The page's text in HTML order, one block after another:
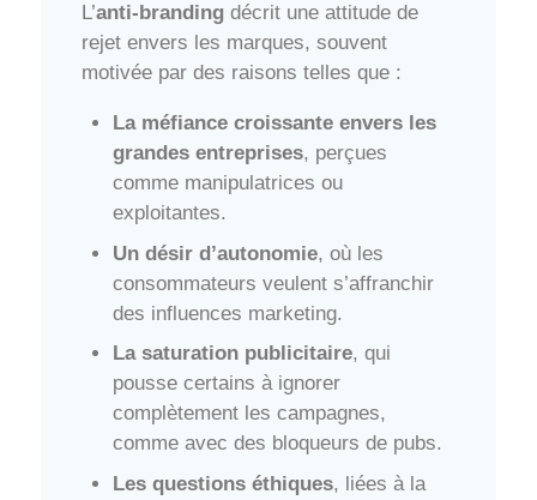
L’anti-branding décrit une attitude de
rejet envers les marques, souvent
motivée par des raisons telles que :
La méfiance croissante envers les
grandes entreprises, perçues
comme manipulatrices ou
exploitantes.
Un désir d’autonomie, où les
consommateurs veulent s’affranchir
des influences marketing.
La saturation publicitaire, qui
pousse certains à ignorer
complètement les campagnes,
comme avec des bloqueurs de pubs.
Les questions éthiques, liées à la